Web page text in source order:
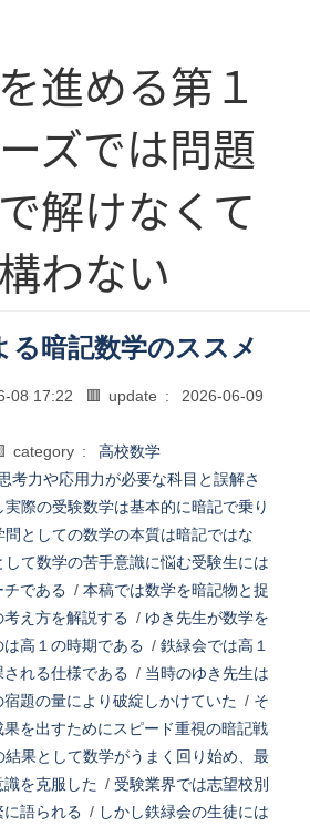
進める第１
ズでは問題
解けなくて
わない
る暗記数学のススメ
08 17:22 🟥 update :
2026-06-09
category :
高校数学
考力や応用力が必要な科目と誤解さ
実際の受験数学は基本的に暗記で乗り
問としての数学の本質は暗記ではな
して数学の苦手意識に悩む受験生には
である / 本稿では数学を暗記物と捉
え方を解説する / ゆき先生が数学を
高１の時期である / 鉄緑会では高１
れる仕様である / 当時のゆき先生は
題の量により破綻しかけていた / そ
を出すためにスピード重視の暗記戦
結果として数学がうまく回り始め、最
を克服した / 受験業界では志望校別
語られる / しかし鉄緑会の生徒には